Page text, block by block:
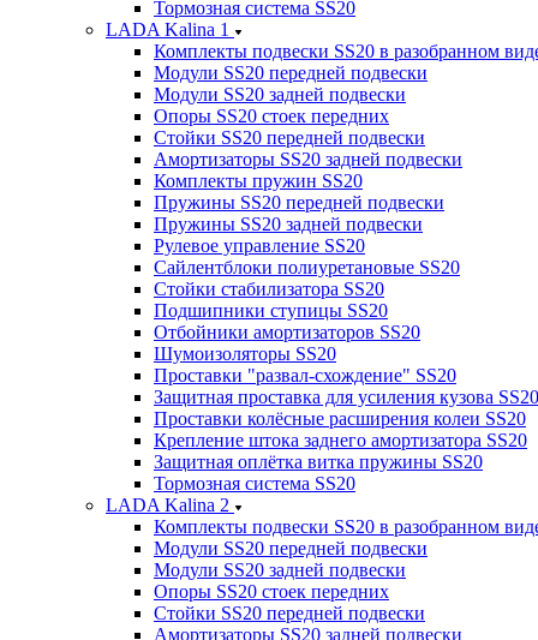
Тормозная система SS20
LADA Kalina 1
Комплекты подвески SS20 в разобранном
Модули SS20 передней подвески
Модули SS20 задней подвески
Опоры SS20 стоек передних
Стойки SS20 передней подвески
Амортизаторы SS20 задней подвески
Комплекты пружин SS20
Пружины SS20 передней подвески
Пружины SS20 задней подвески
Рулевое управление SS20
Сайлентблоки полиуретановые SS20
Стойки стабилизатора SS20
Подшипники ступицы SS20
Отбойники амортизаторов SS20
Шумоизоляторы SS20
Проставки "развал-схождение" SS20
Защитная проставка для усиления кузова SS20
Проставки колёсные расширения колеи SS20
Крепление штока заднего амортизатора SS20
Защитная оплётка витка пружины SS20
Тормозная система SS20
LADA Kalina 2
Комплекты подвески SS20 в разобранном
Модули SS20 передней подвески
Модули SS20 задней подвески
Опоры SS20 стоек передних
Стойки SS20 передней подвески
Амортизаторы SS20 задней подвески